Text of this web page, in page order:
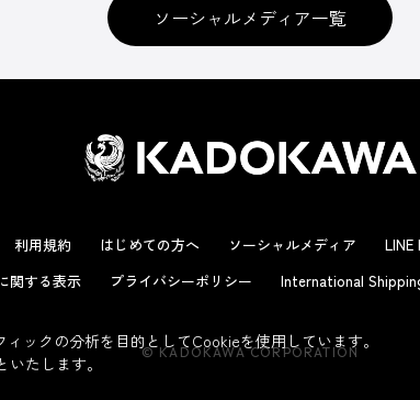
ソーシャルメディア一覧
利用規約 はじめての方へ ソーシャルメディア LINE
関する表示
プライバシーポリシー International
© KADOKAWA CORPORATION
ックの分析を目的としてCookieを使用しています。
たします。